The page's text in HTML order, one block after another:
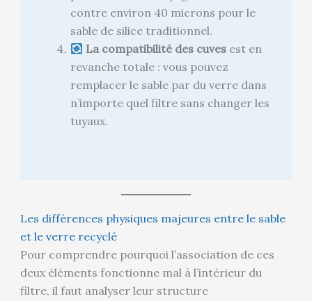
contre environ 40 microns pour le
sable de silice traditionnel.
La compatibilité des cuvesest en
revanche totale : vous pouvez
remplacer le sable par du verre dans
n’importe quel filtre sans changer les
tuyaux.
Les différences physiques majeures entre le sable
et le verre recyclé
Pour comprendre pourquoi l’association de ces
deux éléments fonctionne mal à l’intérieur du
filtre, il faut analyser leur structure